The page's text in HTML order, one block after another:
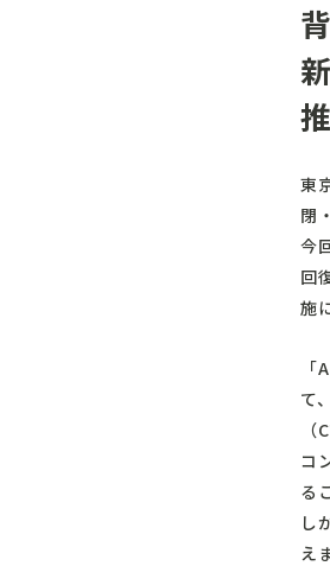
東
閉
今
回
施
て
コ
る
し
え